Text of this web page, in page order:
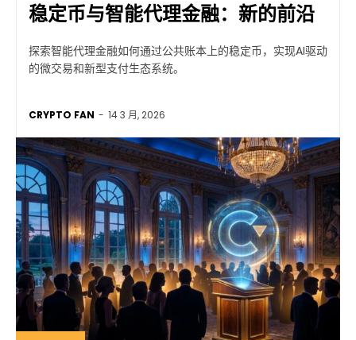
稳定币与智能代理金融：新的前沿
探索智能代理金融如何通过公共账本上的稳定币，实现AI驱动
的微交易和新型支付生态系统。
CRYPTO FAN - 14 3 月, 2026